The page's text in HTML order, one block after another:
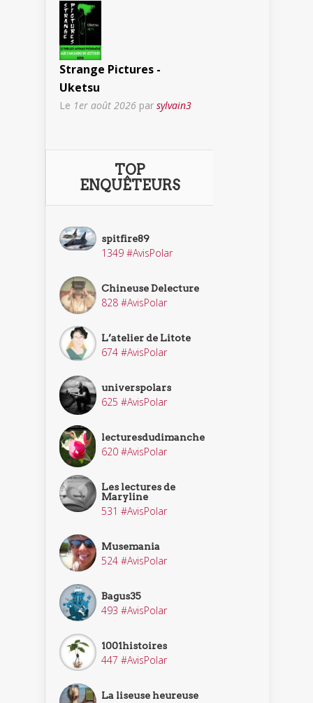
Strange Pictures -
Uketsu
Le 1er août 2026 par sylvain3
TOP
ENQUÊTEURS
spitfire89
1349 #AvisPolar
Chineuse Delecture
828 #AvisPolar
L’atelier de Litote
674 #AvisPolar
universpolars
625 #AvisPolar
lecturesdudimanche
620 #AvisPolar
Les lectures de
Maryline
531 #AvisPolar
Musemania
524 #AvisPolar
Bagus35
493 #AvisPolar
1001histoires
447 #AvisPolar
La liseuse heureuse